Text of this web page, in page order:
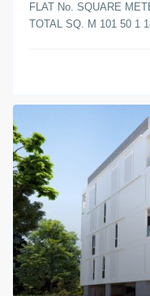
FLAT No. SQUARE
TOTAL SQ. M 101 50 1